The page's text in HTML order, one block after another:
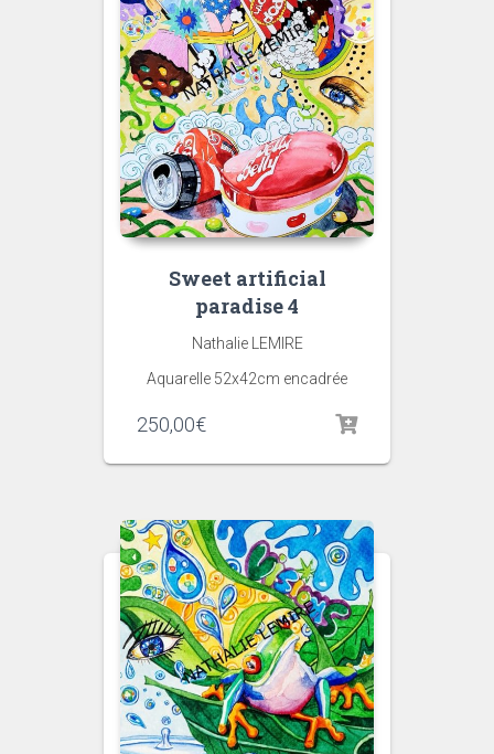
Sweet artificial
paradise 4
Nathalie LEMIRE
Aquarelle 52x42cm encadrée
250,00€